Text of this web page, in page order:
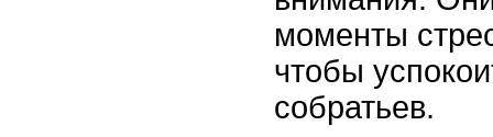
моменты
чтобы
собратьев.